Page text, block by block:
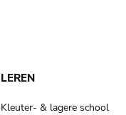
LEREN
Kleuter- & lagere school